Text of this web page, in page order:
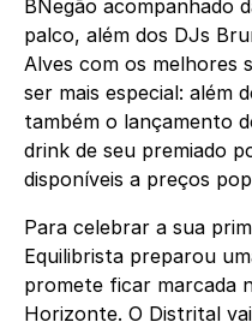
BNegão acompanhado
palco, além dos DJs
Alves com os melhores
ser mais especial: além
também o lançamento
drink de seu premiado
disponíveis a preços
Para celebrar a sua
Equilibrista preparou
promete ficar marcada
Horizonte. O Distrital